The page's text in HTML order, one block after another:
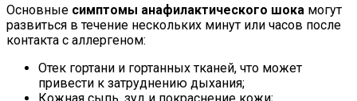
Основные симптомы анафилактического шока могут
развиться в течение нескольких минут или часов после
контакта с аллергеном:
Отек гортани и гортанных тканей, что может
привести к затруднению дыхания;
Кожная сыпь, зуд и покраснение кожи;